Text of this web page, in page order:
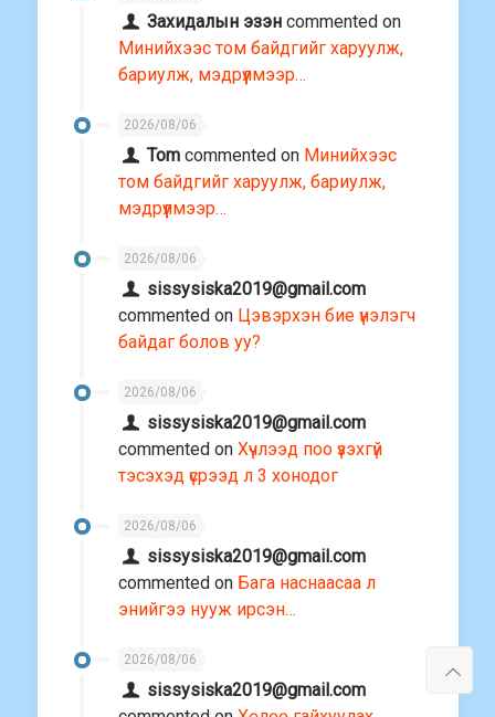
Захидалын эзэн commented on
Минийхээс том байдгийг харуулж,
бариулж, мэдрүүлмээр…
2026/08/06
Tom commented on Минийхээс
том байдгийг харуулж, бариулж,
мэдрүүлмээр…
2026/08/06
sissysiska2019@gmail.com
commented on Цэвэрхэн бие үнэлэгч
байдаг болов уу?
2026/08/06
sissysiska2019@gmail.com
commented on Хүчлээд поо үзэхгүй
тэсэхэд үсрээд л 3 хонодог
2026/08/06
sissysiska2019@gmail.com
commented on Бага наснаасаа л
энийгээ нууж ирсэн…
2026/08/06
sissysiska2019@gmail.com